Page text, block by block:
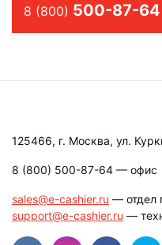
8 (800) 500-87-64
125466, г. Москва, ул.
8 (800) 500-87-64 — офис
sales@e-cashier.ru — отдел
support@e-cashier.ru —